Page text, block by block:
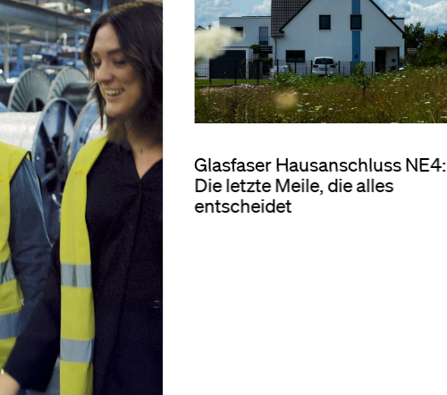
Glasfaser Hausanschluss NE4:
Die letzte Meile, die alles
entscheidet